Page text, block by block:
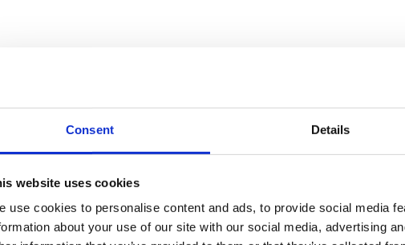
Consent Details
website uses cookies
use cookies to personalise content and ads, to provide social media
about your use of our site with our social media, advertising